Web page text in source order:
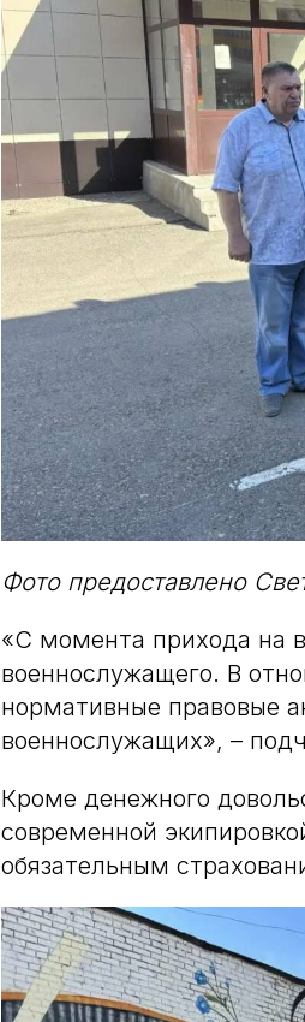
Фото предоставлено
«С момента прихода на
военнослужащего. В
нормативные правовые
военнослужащих», –
Кроме денежного
современной
обязательным